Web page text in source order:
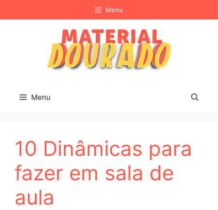
para
Menu
Menu
10 Dinâmicas para
fazer em sala de
aula